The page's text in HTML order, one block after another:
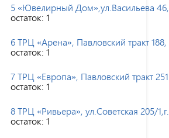
5 «Ювелирный Дом»,ул.Васильева
остаток: 1
6 ТРЦ «Арена», Павловский тракт 188,
остаток: 1
7 ТРЦ «Европа», Павловский тракт
остаток: 1
8 ТРЦ «Ривьера», ул.Советская 205/
остаток: 1